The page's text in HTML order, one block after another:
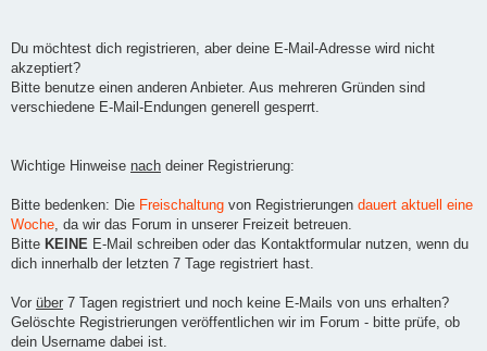
Du möchtest dich registrieren, aber deine E-Mail-Adresse wird nicht
akzeptiert?
Bitte benutze einen anderen Anbieter. Aus mehreren Gründen sind
verschiedene E-Mail-Endungen generell gesperrt.
Wichtige Hinweise nach deiner Registrierung:
Bitte bedenken: Die Freischaltung von Registrierungen dauert aktuell eine
Woche, da wir das Forum in unserer Freizeit betreuen.
Bitte KEINE E-Mail schreiben oder das Kontaktformular nutzen, wenn du
dich innerhalb der letzten 7 Tage registriert hast.
Vor über 7 Tagen registriert und noch keine E-Mails von uns erhalten?
Gelöschte Registrierungen veröffentlichen wir im Forum - bitte prüfe, ob
dein Username dabei ist.